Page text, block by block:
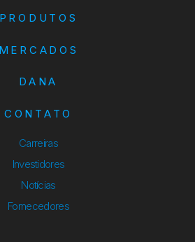
PRODUTOS
MERCADOS
DANA
CONTATO
Carreiras
Investidores
Notícias
Fornecedores